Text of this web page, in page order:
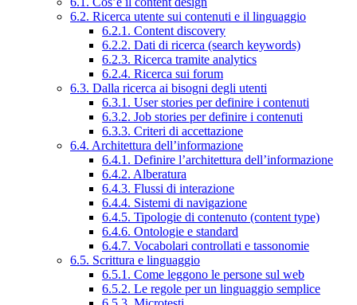
6.2. Ricerca utente sui contenuti e il linguaggio
6.2.1. Content discovery
6.2.2. Dati di ricerca (search keywords)
6.2.3. Ricerca tramite analytics
6.2.4. Ricerca sui forum
6.3. Dalla ricerca ai bisogni degli utenti
6.3.1. User stories per definire i contenuti
6.3.2. Job stories per definire i contenuti
6.3.3. Criteri di accettazione
6.4. Architettura dell’informazione
6.4.1. Definire l’architettura dell’informazione
6.4.2. Alberatura
6.4.3. Flussi di interazione
6.4.4. Sistemi di navigazione
6.4.5. Tipologie di contenuto (content type)
6.4.6. Ontologie e standard
6.4.7. Vocabolari controllati e tassonomie
6.5. Scrittura e linguaggio
6.5.1. Come leggono le persone sul web
6.5.2. Le regole per un linguaggio semplice